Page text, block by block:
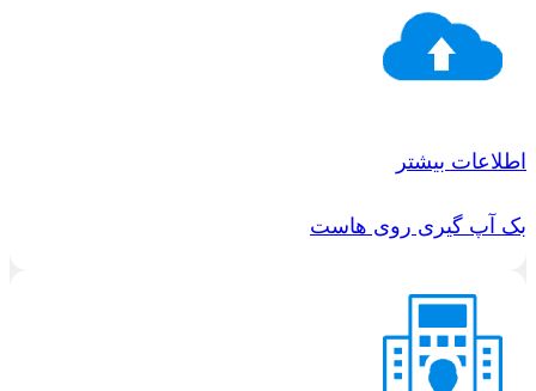
اطلاعات بیشتر
بک آپ گیری روی هاست